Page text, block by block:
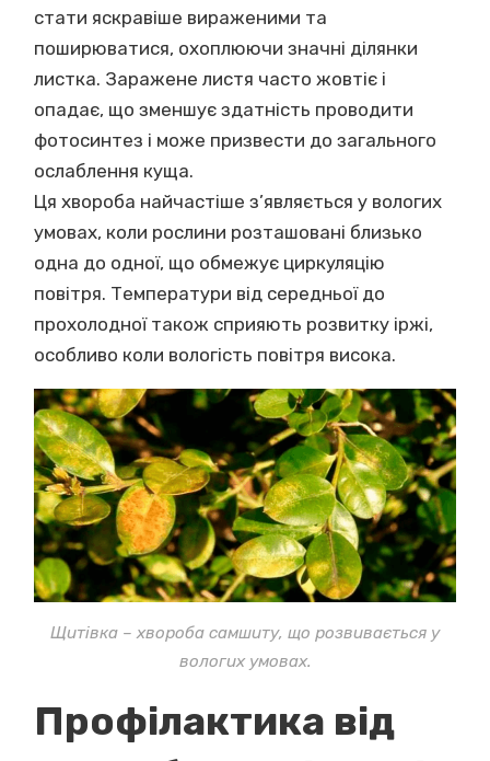
стати яскравіше вираженими та
поширюватися, охоплюючи значні ділянки
листка. Заражене листя часто жовтіє і
опадає, що зменшує здатність проводити
фотосинтез і може призвести до загального
ослаблення куща.
Ця хвороба найчастіше з’являється у вологих
умовах, коли рослини розташовані близько
одна до одної, що обмежує циркуляцію
повітря. Температури від середньої до
прохолодної також сприяють розвитку іржі,
особливо коли вологість повітря висока.
Щитівка – хвороба самшиту, що розвивається у
вологих умовах.
Профілактика від